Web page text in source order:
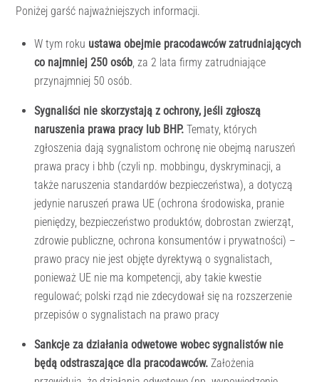
Poniżej garść najważniejszych informacji.
W tym roku ustawa obejmie pracodawców zatrudniających
co najmniej 250 osób, za 2 lata firmy zatrudniające
przynajmniej 50 osób.
Sygnaliści nie skorzystają z ochrony, jeśli zgłoszą
naruszenia prawa pracy lub BHP. Tematy, których
zgłoszenia dają sygnalistom ochronę nie obejmą naruszeń
prawa pracy i bhb (czyli np. mobbingu, dyskryminacji, a
także naruszenia standardów bezpieczeństwa), a dotyczą
jedynie naruszeń prawa UE (ochrona środowiska, pranie
pieniędzy, bezpieczeństwo produktów, dobrostan zwierząt,
zdrowie publiczne, ochrona konsumentów i prywatności) –
prawo pracy nie jest objęte dyrektywą o sygnalistach,
ponieważ UE nie ma kompetencji, aby takie kwestie
regulować; polski rząd nie zdecydował się na rozszerzenie
przepisów o sygnalistach na prawo pracy
Sankcje za działania odwetowe wobec sygnalistów nie
będą odstraszające dla pracodawców. Założenia